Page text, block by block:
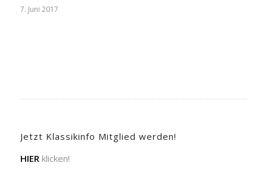
7. Juni 2017
Jetzt Klassikinfo Mitglied werden!
HIER klicken!